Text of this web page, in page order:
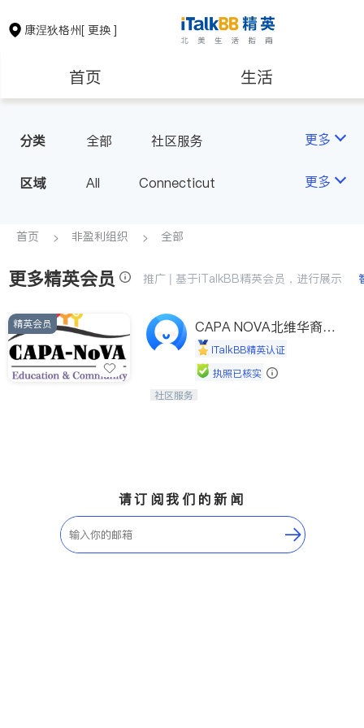
康涅狄格州[ 更换 ]
首页 生活
房地产租售
教育
非盈利组织
分类 全部 社区服务 更多
区域 All Connecticut 更多
首页 非盈利组织 全部
更多精英会员 推广 | 基于iTalkBB精英会员，进行展示
精英会员
CAPA NOVA北维华裔家
长会iTalkBB精英认证
执照已核实
连接家长与社会，赋能孩子与下一代，
社区服务
请订阅我们的新闻